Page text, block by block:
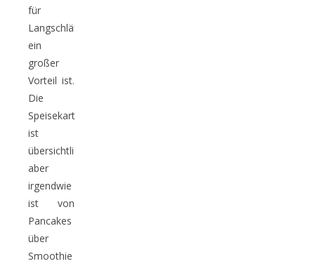
für
Langschläfer
ein
großer
Vorteil ist.
Die
Speisekarte
ist
übersichtlich,
aber
irgendwie
ist von
Pancakes
über
Smoothie